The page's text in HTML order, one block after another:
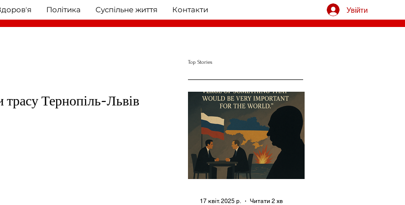
Політика Суспільне життя Контакти Увійти
Тернопіль-Львів
Top Stories
17 квіт. 2025 р. Читати 2 хв